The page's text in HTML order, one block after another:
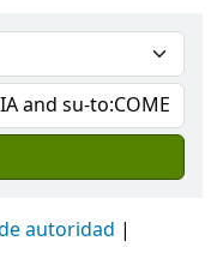
autoridad